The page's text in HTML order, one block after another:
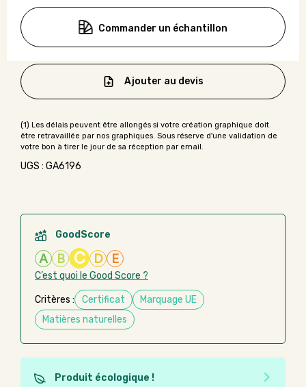
Commander un échantillon
Ajouter au devis
UGS : GA6196
GoodScore
A B C D E
C’est quoi le Good Score ?
Critères : Certificat
Marquage UE
Matières naturelles
Produit écologique !